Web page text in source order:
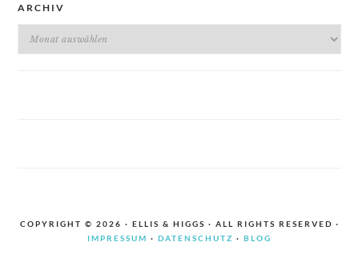
ARCHIV
Archiv
COPYRIGHT © 2026 · ELLIS & HIGGS · ALL RIGHTS RESERVED ·
IMPRESSUM · DATENSCHUTZ · BLOG